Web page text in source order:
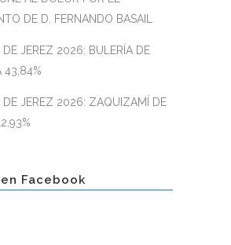
DE D. FERNANDO BASAIL
DE JEREZ 2026: BULERÍA DE
43,84%
DE JEREZ 2026: ZAQUIZAMÍ DE
Facebook